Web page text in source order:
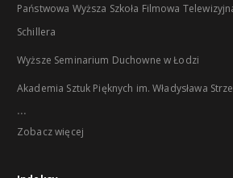
Państwowa Wyższa Szkoła Filmowa
Schillera
Wyższe Seminarium Duchowne w Łodzi
Akademia Sztuk Pięknych im. Władysława
...
Zobacz więcej